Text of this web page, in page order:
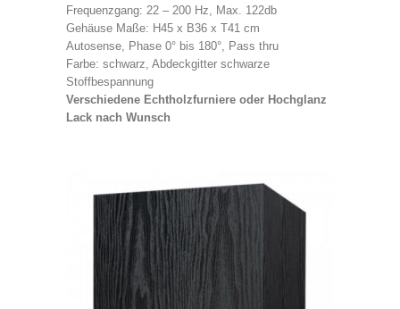
Frequenzgang: 22 – 200 Hz, Max. 122db
Gehäuse Maße: H45 x B36 x T41 cm
Autosense, Phase 0° bis 180°, Pass thru
Farbe: schwarz, Abdeckgitter schwarze
Stoffbespannung
Verschiedene Echtholzfurniere oder Hochglanz
Lack nach Wunsch